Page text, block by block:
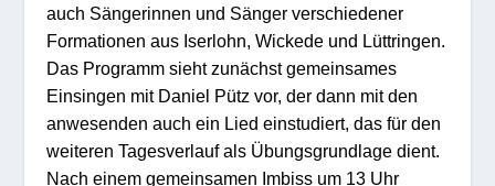
auch Sängerinnen und Sänger verschiedener
Formationen aus Iserlohn, Wickede und Lüttringen.
Das Programm sieht zunächst gemeinsames
Einsingen mit Daniel Pütz vor, der dann mit den
anwesenden auch ein Lied einstudiert, das für den
weiteren Tagesverlauf als Übungsgrundlage dient.
Nach einem gemeinsamen Imbiss um 13 Uhr